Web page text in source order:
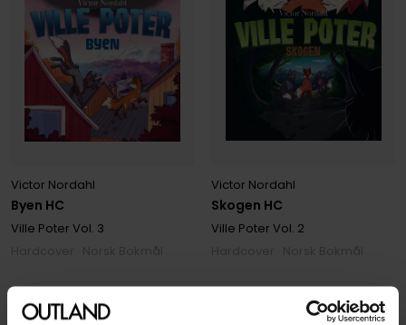
Byen HC
Victor Nordahl
Ville Poter Vol. 3
Skogen HC
Victor Nordahl
Ville Poter Vol. 2
329